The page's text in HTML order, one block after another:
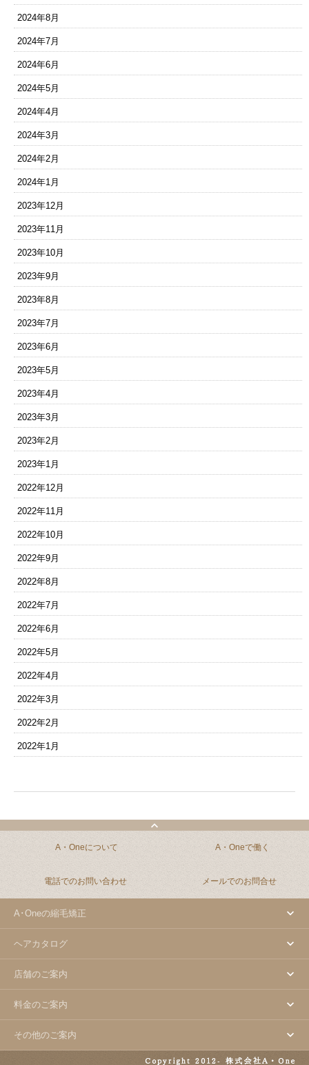
2024年8月
2024年7月
2024年6月
2024年5月
2024年4月
2024年3月
2024年2月
2024年1月
2023年12月
2023年11月
2023年10月
2023年9月
2023年8月
2023年7月
2023年6月
2023年5月
2023年4月
2023年3月
2023年2月
2023年1月
2022年12月
2022年11月
2022年10月
2022年9月
2022年8月
2022年7月
2022年6月
2022年5月
2022年4月
2022年3月
2022年2月
2022年1月
A・Oneについて A・Oneで働く
電話でのお問い合わせ メールでのお問合せ
A･Oneの縮毛矯正
ヘアカタログ
店舗のご案内
料金のご案内
その他のご案内